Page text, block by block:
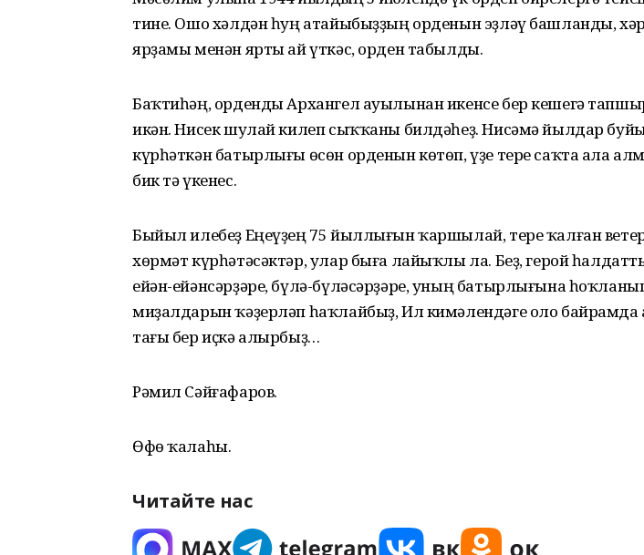
тине. Ошо хәлдән һуң атайыбыҙҙың орденын эҙләү башланды,
ярҙамы менән ярты ай үткәс, орден табылды.
Баҡтиһәң, орденды Архангел ауылынан икенсе бер кешегә
икән. Нисек шулай килеп сыҡҡаны билдәһеҙ. Нисәмә йылдар
күрһәткән батырлығы өсөн орденын көтөп, үҙе тере саҡта ала
бик тә үкенес.
Быйыл илебеҙ Еңеүҙең 75 йыллығын ҡаршылай, тере ҡалған
хөрмәт күрһәтәсәктәр, улар быға лайыҡлы ла. Беҙ, герой
ейән-ейәнсәрҙәре, бүлә-бүләсәрҙәре, уның батырлығына
миҙалдарын ҡәҙерләп һаҡлайбыҙ, Ил кимәлендәге оло
тағы бер иҫкә алырбыҙ…
Рәмил Сәйғафаров.
Өфө ҡалаһы.
Читайте нас